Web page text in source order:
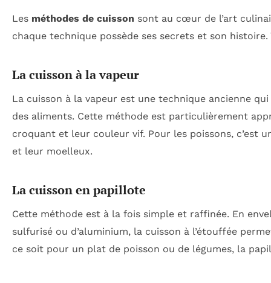
Les méthodes de cuisson sont au cœur de l’art
chaque technique possède ses secrets et son
La cuisson à la vapeur
La cuisson à la vapeur est une technique ancienne
des aliments. Cette méthode est particulièrement
croquant et leur couleur vif. Pour les poissons, c’est
et leur moelleux.
La cuisson en papillote
Cette méthode est à la fois simple et raffinée. En
sulfurisé ou d’aluminium, la cuisson à l’étouffée
ce soit pour un plat de poisson ou de légumes, la